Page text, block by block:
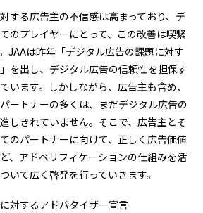
する広告主の不信感は高まっており、デ
のプレイヤーにとって、この改善は喫緊
JAAは昨年「デジタル広告の課題に対す
を出し、デジタル広告の信頼性を担保す
います。しかしながら、広告主も含め、
ートナーの多くは、まだデジタル広告の
しきれていません。そこで、広告主とそ
のパートナーに向けて、正しく広告価値
、アドベリフィケーションの仕組みを活
いて広く啓発を行っていきます。
対するアドバタイザー宣言